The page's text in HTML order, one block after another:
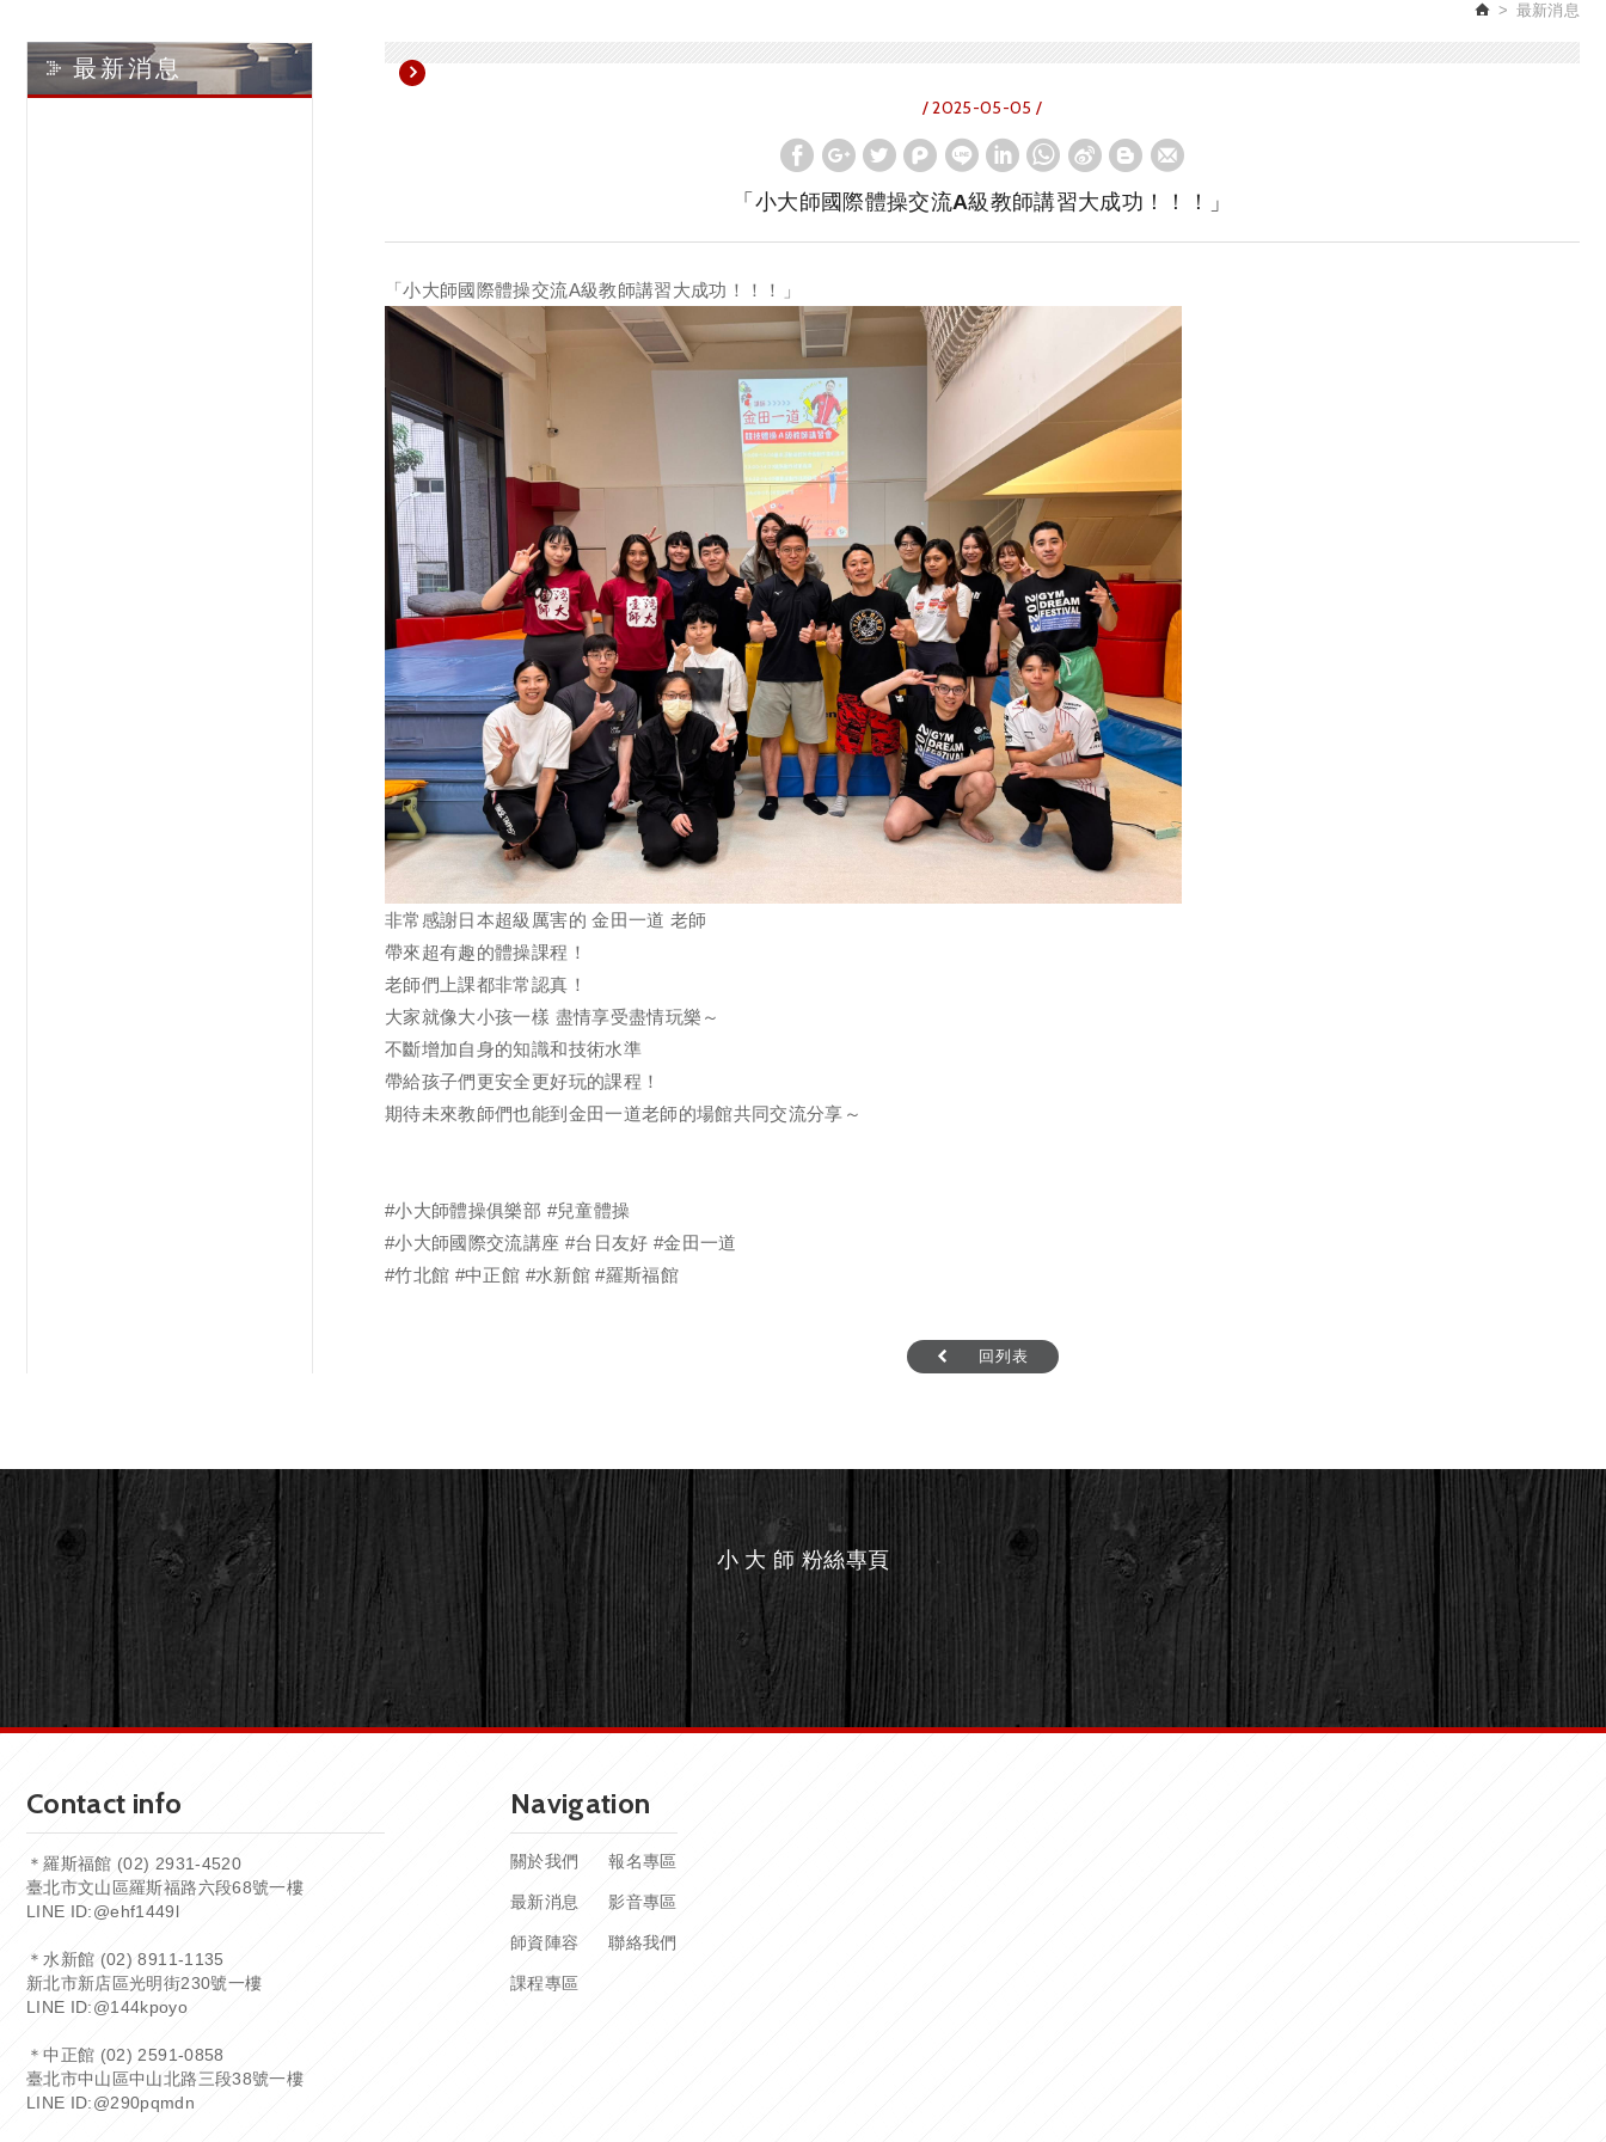
最新消息
最新消息
/ 2025-05-05 /
「小大師國際體操交流A級教師講習大成功！！！」
「小大師國際體操交流A級教師講習大成功！！！」
非常感謝日本超級厲害的 金田一道 老師
帶來超有趣的體操課程！
老師們上課都非常認真！
大家就像大小孩一樣 盡情享受盡情玩樂～
不斷增加自身的知識和技術水準
帶給孩子們更安全更好玩的課程！
期待未來教師們也能到金田一道老師的場館共同交流分享～
#小大師體操俱樂部 #兒童體操
#小大師國際交流講座 #台日友好 #金田一道
#竹北館 #中正館 #水新館 #羅斯福館
回列表
小 大 師 粉絲專頁
Contact info
＊羅斯福館 (02) 2931-4520
臺北市文山區羅斯福路六段68號一樓
LINE ID:@ehf1449l
＊水新館 (02) 8911-1135
新北市新店區光明街230號一樓
LINE ID:@144kpoyo
＊中正館 (02) 2591-0858
臺北市中山區中山北路三段38號一樓
LINE ID:@290pqmdn
Navigation
關於我們
最新消息
師資陣容
課程專區
報名專區
影音專區
聯絡我們